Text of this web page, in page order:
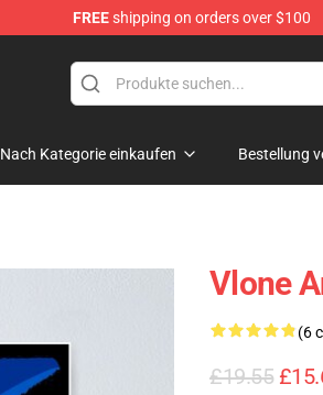
FREEshipping on orders over $100
Nach Kategorie einkaufen Bestellung
Vlone
(6
£19.55